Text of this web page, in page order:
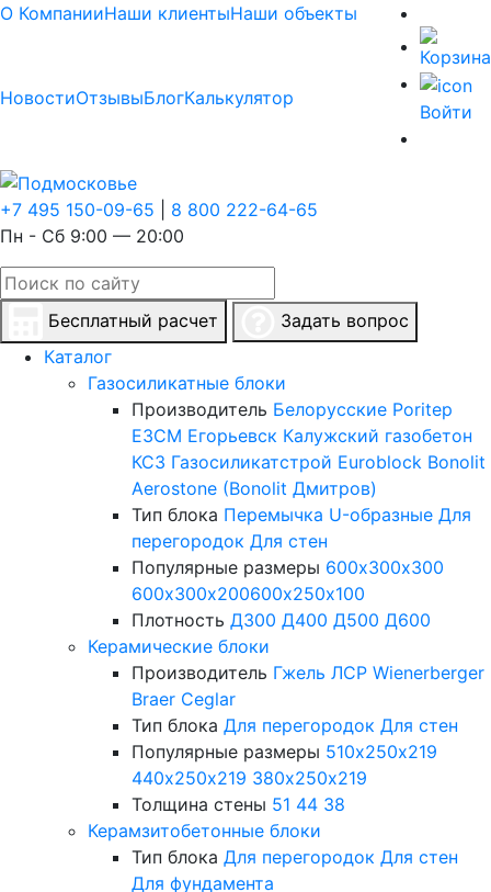
О КомпанииНаши клиентыНаши объекты
НовостиОтзывыБлогКалькулятор
Войти
+7 495 150-09-65
8 800 222-64-65
Пн - Сб 9:00 — 20:00
Бесплатный расчет
Задать вопрос
Каталог
Газосиликатные блоки
Производитель Белорусские Poritep
ЕЗСМ Егорьевск Калужский газобетон
КСЗ Газосиликатстрой Euroblock Bonolit
Aerostone (Bonolit Дмитров)
Тип блока Перемычка U-образные Для
перегородок Для стен
Популярные размеры 600х300х300
600х300х200600х250х100
Плотность Д300 Д400 Д500 Д600
Керамические блоки
Производитель Гжель ЛСР Wienerberger
Braer Ceglar
Тип блока Для перегородок Для стен
Популярные размеры 510х250х219
440х250х219 380х250х219
Толщина стены 51 44 38
Керамзитобетонные блоки
Тип блока Для перегородок Для стен
Для фундамента